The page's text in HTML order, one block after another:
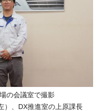
室で撮影
推進室の上原課長